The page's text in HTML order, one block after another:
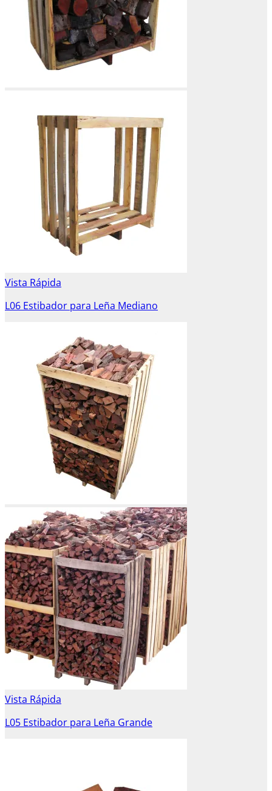
Vista Rápida
L06 Estibador para Leña Mediano
Vista Rápida
L05 Estibador para Leña Grande